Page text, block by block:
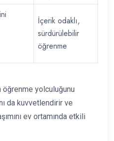
İçerik odaklı,
sürdürülebilir
öğrenme
öğrenme yolculuğunu
da kuvvetlendirir ve
ev ortamında etkili